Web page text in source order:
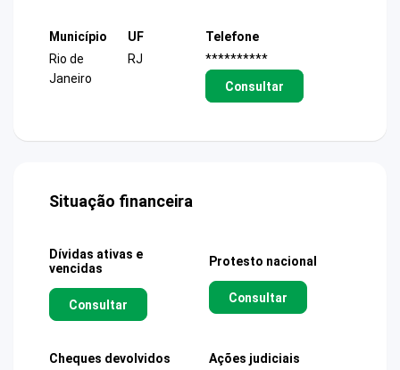
Município
Rio de
Janeiro
UF
RJ
Telefone
**********
Consultar
Situação financeira
Dívidas ativas e
vencidas
Consultar
Protesto nacional
Consultar
Cheques devolvidos Ações judiciais